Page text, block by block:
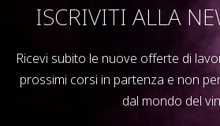
ISCRIVITI ALLA
Ricevi subito le nuove offerte di
prossimi corsi in partenza e non
dal mondo del